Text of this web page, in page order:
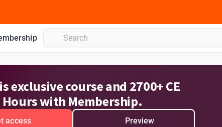
exclusive course and 2700+ CE
Hours with Membership.
access Preview